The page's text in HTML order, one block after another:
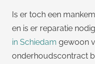
Is er toch een
en is er reparatie
in Schiedam gewoon
onderhoudscontract